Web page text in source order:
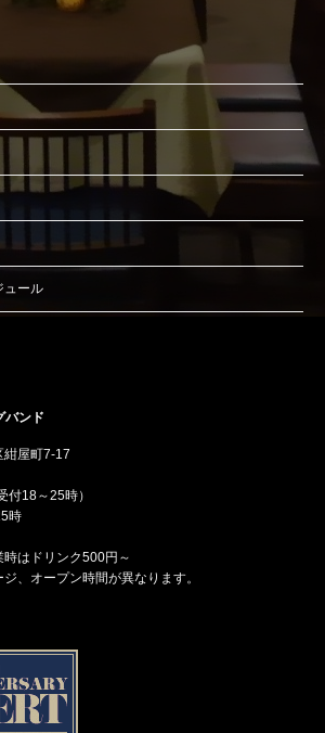
ュール
バンド
紺屋町7-17
18～25時）
時
はドリンク500円～
、オープン時間が異なります。